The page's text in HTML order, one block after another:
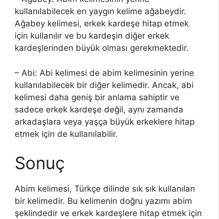
kullanılabilecek en yaygın kelime ağabeydir.
Ağabey kelimesi, erkek kardeşe hitap etmek
için kullanılır ve bu kardeşin diğer erkek
kardeşlerinden büyük olması gerekmektedir.
– Abi: Abi kelimesi de abim kelimesinin yerine
kullanılabilecek bir diğer kelimedir. Ancak, abi
kelimesi daha geniş bir anlama sahiptir ve
sadece erkek kardeşe değil, aynı zamanda
arkadaşlara veya yaşça büyük erkeklere hitap
etmek için de kullanılabilir.
Sonuç
Abim kelimesi, Türkçe dilinde sık sık kullanılan
bir kelimedir. Bu kelimenin doğru yazımı abim
şeklindedir ve erkek kardeşlere hitap etmek için